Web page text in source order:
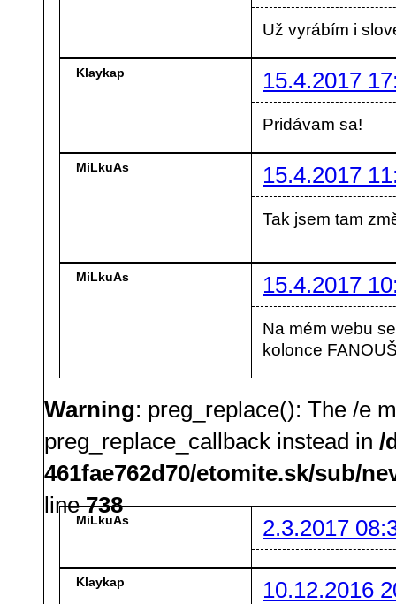
Už vyrábím i
Klaykap 15.4.2017
Pridávam sa!
MiLkuAs 15.4.2017
Tak jsem tam
MiLkuAs 15.4.2017
Na mém webu
kolonce
Warning: preg_replace(): The /e
preg_replace_callback instead in /
461fae762d70/etomite.sk/sub/
line738
MiLkuAs 2.3.2017
Klaykap 10.12.2016